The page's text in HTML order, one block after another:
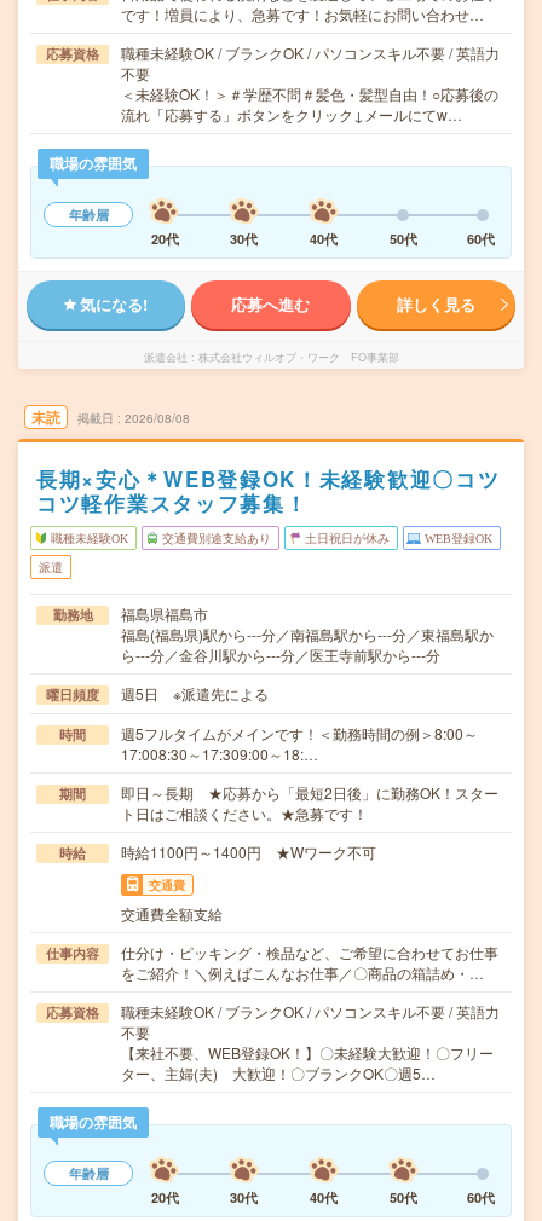
です！増員により、急募です！お気軽にお問い合わせ…
応募資格
職種未経験OK / ブランクOK / パソコンスキル不要 / 英語力
不要
＜未経験OK！＞＃学歴不問＃髪色・髪型自由！○応募後の
流れ「応募する」ボタンをクリック↓メールにてw…
職場の雰囲気
年齢層
20代
30代 40代 50代 60代
気になる! 応募へ進む 詳しく見る
派遣会社 株式会社ウィルオブ・ワーク FO事業部
未読 掲載日 2026/08/08
長期×安心＊WEB登録OK！未経験歓迎〇コツ
コツ軽作業スタッフ募集！
職種未経験OK 交通費別途支給あり 土日祝日が休み WEB登録OK
派遣
勤務地
福島県福島市
福島(福島県)駅から---分／南福島駅から---分／東福島駅か
ら---分／金谷川駅から---分／医王寺前駅から---分
曜日頻度 週5日 ※派遣先による
時間
週5フルタイムがメインです！＜勤務時間の例＞8:00～
17:008:30～17:309:00～18:…
期間
即日～長期 ★応募から「最短2日後」に勤務OK！スター
ト日はご相談ください。★急募です！
時給 時給1100円～1400円 ★Wワーク不可
交通費
交通費全額支給
仕事内容
仕分け・ピッキング・検品など、ご希望に合わせてお仕事
をご紹介！＼例えばこんなお仕事／〇商品の箱詰め・…
応募資格
職種未経験OK / ブランクOK / パソコンスキル不要 / 英語力
不要
【来社不要、WEB登録OK！】〇未経験大歓迎！〇フリー
ター、主婦(夫) 大歓迎！〇ブランクOK〇週5…
職場の雰囲気
年齢層
20代
30代 40代 50代 60代